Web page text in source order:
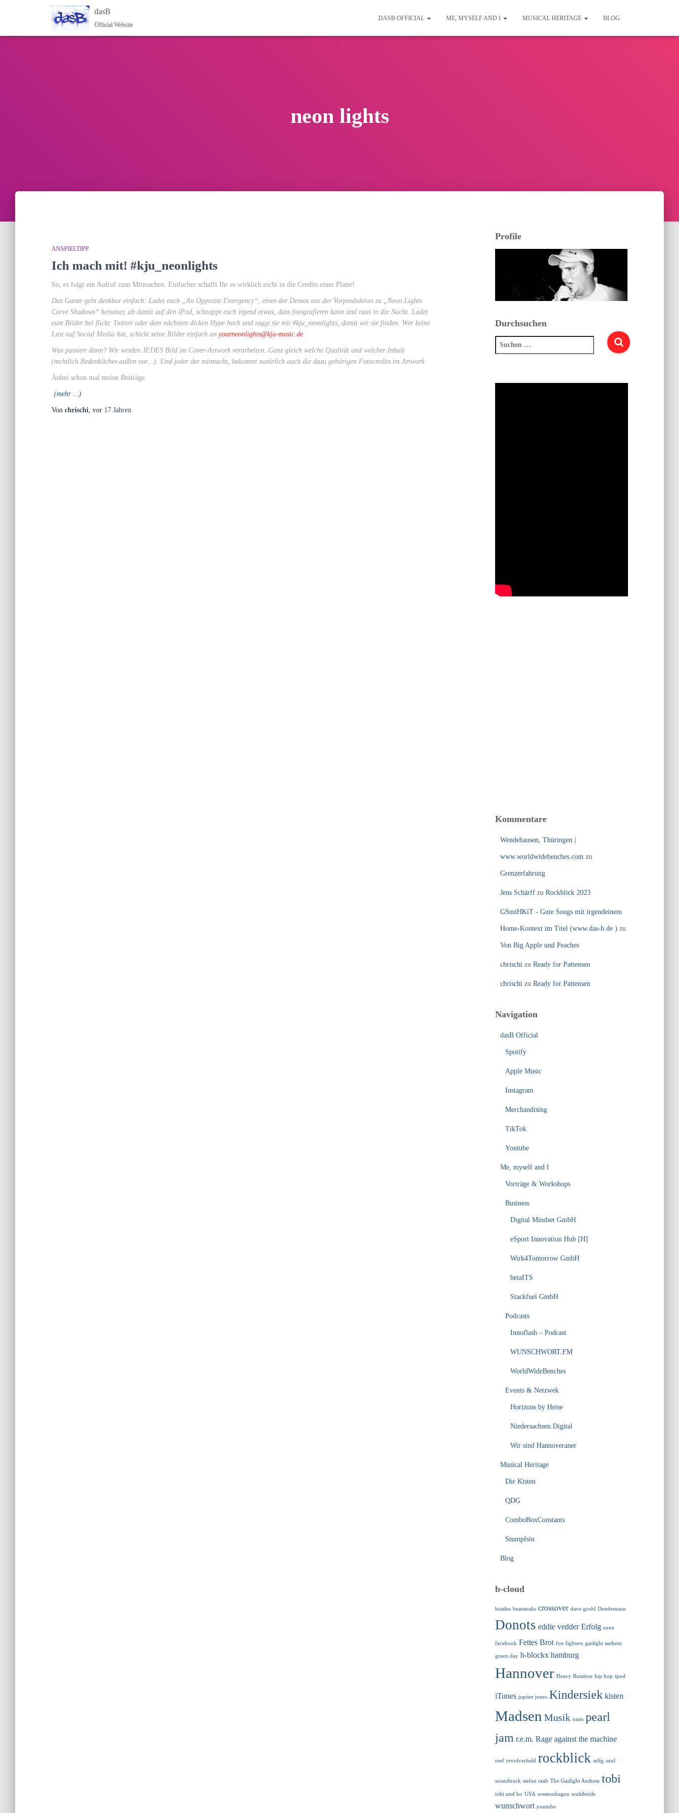
dasB
Official Website
DASB OFFICIAL ME, MYSELF AND I MUSICAL HERITAGE BLOG
neon lights
ANSPIELTIPP
Ich mach mit! #kju_neonlights
So, es folgt ein Aufruf zum Mitmachen. Einfacher schafft Ihr es wirklich nicht in die Credits einer Platte!
Das Ganze geht denkbar einfach: Ladet euch „An Opposite Emergency“, eines der Demos aus der Vorproduktion zu „Neon Lights
Carve Shadows“ herunter, ab damit auf den iPod, schnappt euch irgend etwas, dass fotografieren kann und raus in die Nacht. Ladet
eure Bilder bei flickr, Twitter oder dem nächsten dicken Hype hoch und taggt sie mit #kju_neonlights, damit wir sie finden. Wer keine
Lust auf Social Media hat, schickt seine Bilder einfach an yourneonlights@kju-music.de.
Was passiert dann? Wir werden JEDES Bild im Cover-Artwork verarbeiten. Ganz gleich welche Qualität und welcher Inhalt
(rechtlich Bedenkliches außen vor…). Und jeder der mitmacht, bekommt natürlich auch die dazu gehörigen Fotocredits im Artwork.
Anbei schon mal meine Beiträge.
(mehr …)
Von chrischi, vor 17 Jahren
Profile
Durchsuchen
Suchen
nach:
Kommentare
Wendehausen, Thüringen |
www.worldwidebenches.com zu
Grenzerfahrung
Jens Schärffzu Rockblick 2023
GSmiHKiT - Gute Songs mit irgendeinem
Home-Kontext im Titel (www.das-b.de ) zu
Von Big Apple und Peaches
chrischi zu Ready for Pattensen
chrischi zu Ready for Pattensen
Navigation
dasB Official
Spotify
Apple Music
Instagram
Merchandising
TikTok
Youtube
Me, myself and I
Vorträge & Workshops
Business
Digital Mindset GmbH
eSport Innovation Hub [H]
Wirk4Tomorrow GmbH
betaITS
Stackfuel GmbH
Podcasts
Innoflash – Podcast
WUNSCHWORT.FM
WorldWideBenches
Events & Netzwek
Horizons by Heise
Niedersachsen.Digital
Wir sind Hannoveraner
Musical Heritage
Die Kisten
QDG
ComboBoxConstants
Stumpfsin
Blog
b-cloud
beatles beatsteaks crossover dave grohl Dendemann
Donots eddie vedder Erfolg exen
facebook Fettes Brot foo fighters gaslight anthem
green day h-blockx hamburg
Hannover Heavy Rotation hip hop ipod
iTunes jupiter jones Kindersiek kisten
Madsen Musik oasis pearl
jam r.e.m. Rage against the machine
reef revolverheld rockblick selig soul
soundtrack stefan raab The Gaslight Anthem tobi
tobi und bo USA westernhagen wuhlheide
wunschwort youtube